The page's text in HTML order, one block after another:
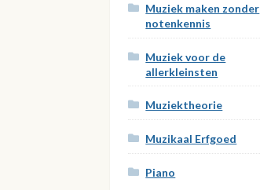
Muziek maken zonder
notenkennis
Muziek voor de
allerkleinsten
Muziektheorie
Muzikaal Erfgoed
Piano